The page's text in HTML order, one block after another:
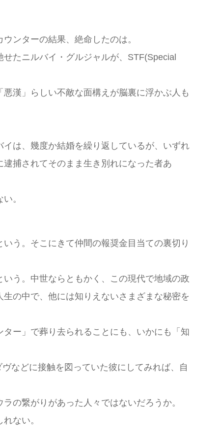
ンターの結果、絶命したのは。
たニルバイ・グルジャルが、STF(Special
漢」らしい不敵な面構えが脳裏に浮かぶ人も
は、幾度か結婚を繰り返しているが、いずれ
捕されてそのまま生き別れになった者あ
。
う。そこにきて仲間の報奨金目当ての裏切り
う。中世ならともかく、この現代で地域の政
の中で、他には知りえないさまざまな秘密を
ー」で葬り去られることにも、いかにも「知
などに接触を図っていた彼にしてみれば、自
の繋がりがあった人々ではないだろうか。
ない。